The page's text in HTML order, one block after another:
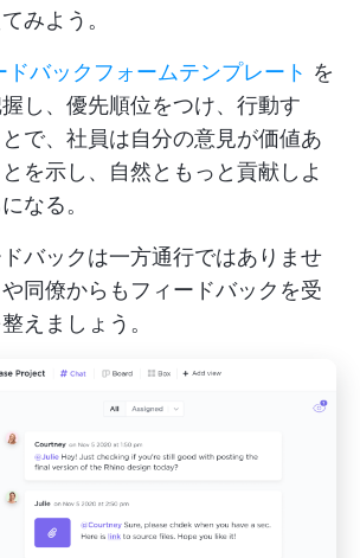
みよう。
ドバックフォームテンプレート を
し、優先順位をつけ、行動す
で、社員は自分の意見が価値あ
を示し、自然ともっと貢献しよ
なる。
バックは一方通行ではありませ
同僚からもフィードバックを受
えましょう。